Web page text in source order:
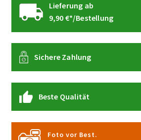
Lieferung ab
9,90 €*/Bestellung
Sichere Zahlung
Beste Qualität
Foto vor Best.